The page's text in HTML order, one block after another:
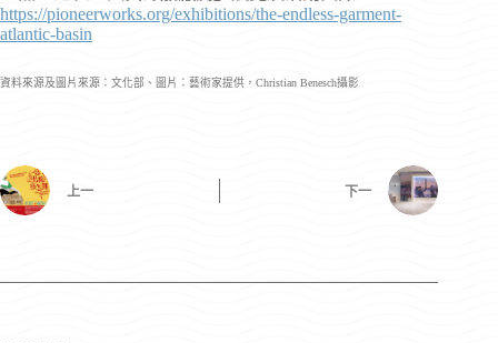
https://pioneerworks.org/exhibitions/the-endless-garment-
atlantic-basin
資料來源及圖片來源：文化部、圖片：藝術家提供，Christian Benesch攝影
上一 下一